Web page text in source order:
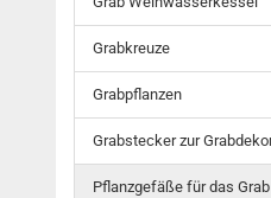
Grabkreuze
Grabpflanzen
Grabstecker zur
Pflanzgefäße für das Grab